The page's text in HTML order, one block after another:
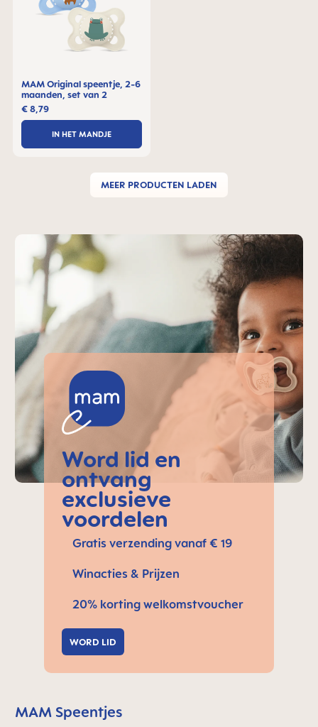
MAM Original speentje, 2-6
maanden, set van 2
€ 8,79
IN HET MANDJE
MEER PRODUCTEN LADEN
Skip MAM Teaser
Word lid en
ontvang
exclusieve
voordelen
Gratis verzending vanaf € 19
Winacties & Prijzen
20% korting welkomstvoucher
WORD LID
MAM Speentjes